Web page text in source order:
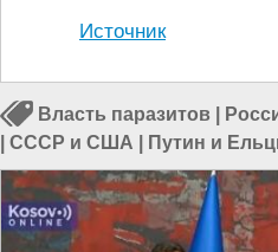
Источник
Власть паразитов
СССР и США Путин и
Путин и Медведев